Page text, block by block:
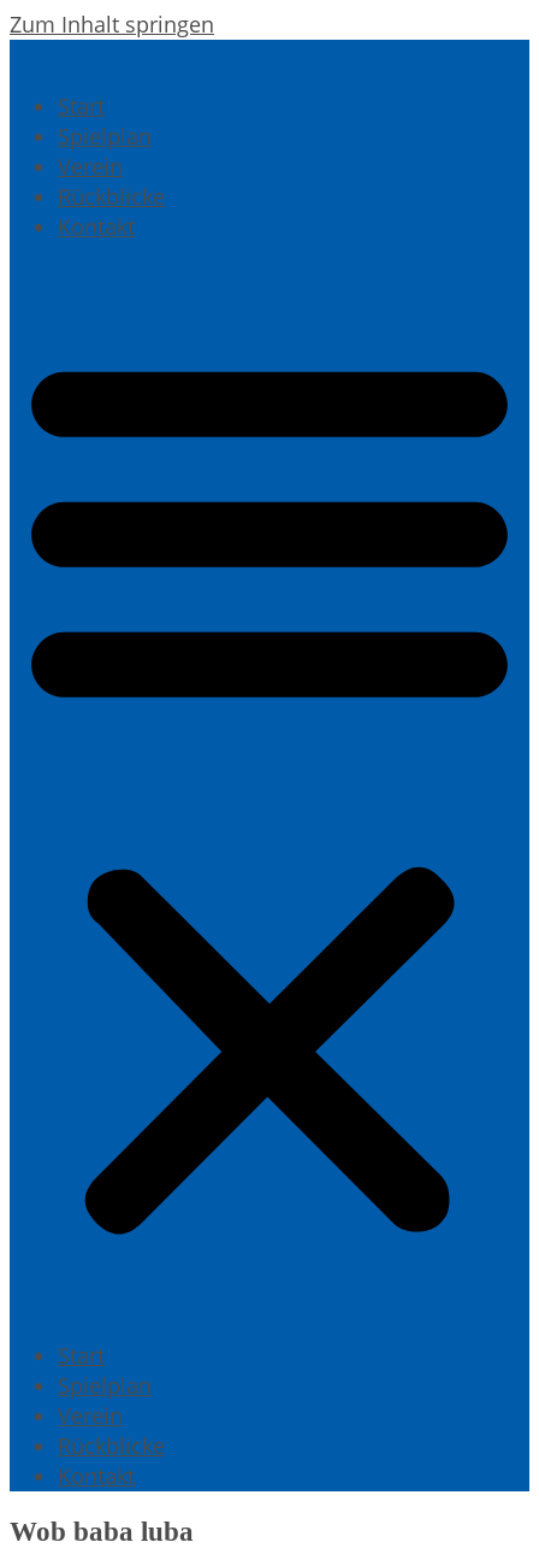
Zum Inhalt springen
Start
Spielplan
Verein
Rückblicke
Kontakt
Start
Spielplan
Verein
Rückblicke
Kontakt
Wob baba luba